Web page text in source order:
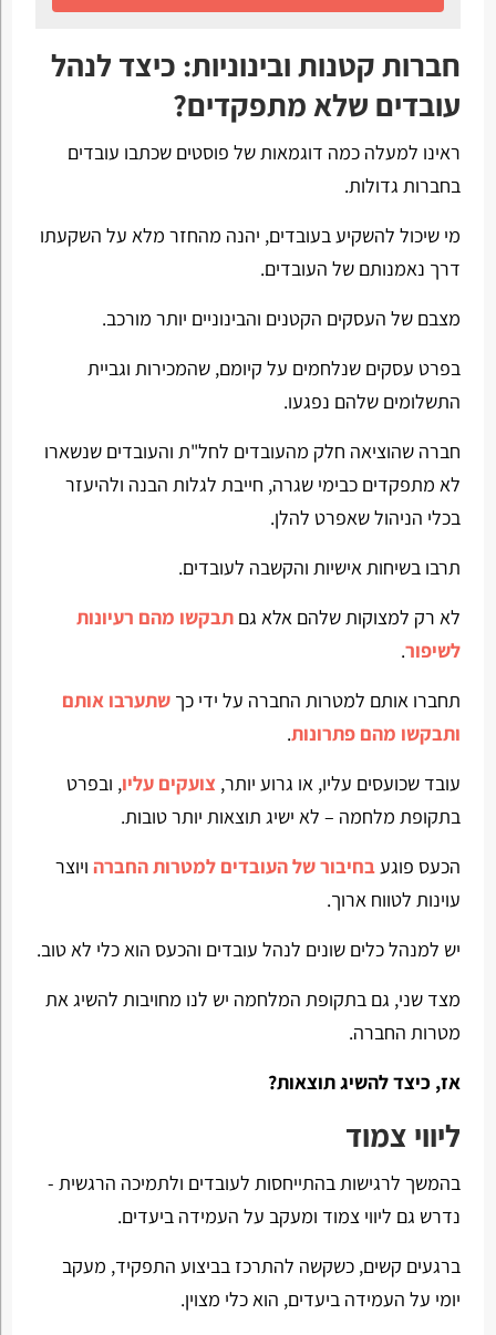
חברות קטנות ובינוניות: כיצד לנהל
עובדים שלא מתפקדים?
ראינו למעלה כמה דוגמאות של פוסטים שכתבו עובדים
בחברות גדולות.
מי שיכול להשקיע בעובדים, יהנה מהחזר מלא על השקעתו
דרך נאמנותם של העובדים.
מצבם של העסקים הקטנים והבינוניים יותר מורכב.
בפרט עסקים שנלחמים על קיומם, שהמכירות וגביית
התשלומים שלהם נפגעו.
חברה שהוציאה חלק מהעובדים לחל"ת והעובדים שנשארו
לא מתפקדים כבימי שגרה, חייבת לגלות הבנה ולהיעזר
בכלי הניהול שאפרט להלן.
תרבו בשיחות אישיות והקשבה לעובדים.
לא רק למצוקות שלהם אלא גם תבקשו מהם רעיונות
לשיפור.
תחברו אותם למטרות החברה על ידי כך שתערבו אותם
ותבקשו מהם פתרונות.
עובד שכועסים עליו, או גרוע יותר, צועקים עליו, ובפרט
בתקופת מלחמה – לא ישיג תוצאות יותר טובות.
הכעס פוגעבחיבור של העובדים למטרות החברהויוצר
עוינות לטווח ארוך.
יש למנהל כלים שונים לנהל עובדים והכעס הוא כלי לא טוב.
מצד שני, גם בתקופת המלחמה יש לנו מחויבות להשיג את
מטרות החברה.
אז, כיצד להשיג תוצאות?
ליווי צמוד
בהמשך לרגישות בהתייחסות לעובדים ולתמיכה הרגשית -
נדרש גם ליווי צמוד ומעקב על העמידה ביעדים.
ברגעים קשים, כשקשה להתרכז בביצוע התפקיד, מעקב
יומי על העמידה ביעדים, הוא כלי מצוין.